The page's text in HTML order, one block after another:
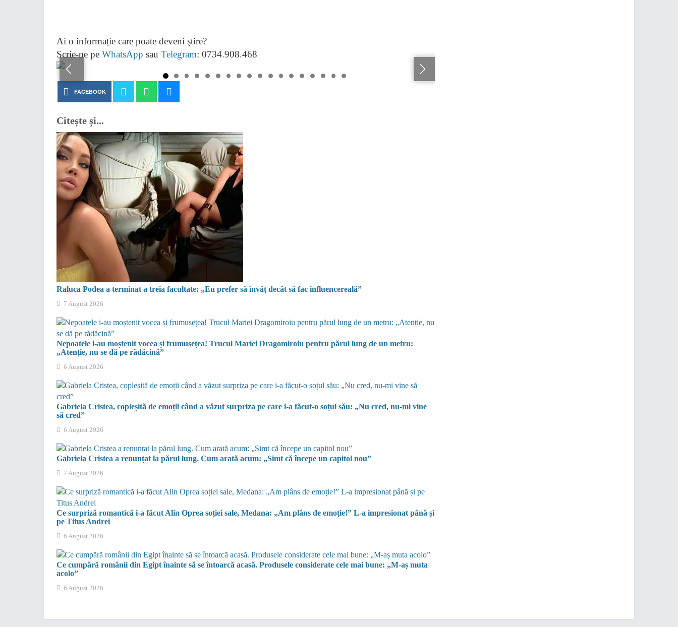
Ai o informație care poate deveni ştire?
Scrie-ne pe WhatsApp sau Telegram: 0734.908.468
FACEBOOK
Citește și...
Raluca Podea a terminat a treia facultate: „Eu prefer să învăț decât să fac influencereală”
7 August 2026
Nepoatele i-au moștenit vocea și frumusețea! Trucul Mariei Dragomiroiu pentru părul lung de un metru:
„Atenție, nu se dă pe rădăcină”
6 August 2026
Gabriela Cristea, copleșită de emoții când a văzut surpriza pe care i-a făcut-o soțul său: „Nu cred, nu-mi vine
să cred”
6 August 2026
Gabriela Cristea a renunțat la părul lung. Cum arată acum: „Simt că începe un capitol nou”
7 August 2026
Ce surpriză romantică i-a făcut Alin Oprea soției sale, Medana: „Am plâns de emoție!” L-a impresionat până și
pe Titus Andrei
6 August 2026
Ce cumpără românii din Egipt înainte să se întoarcă acasă. Produsele considerate cele mai bune: „M-aș muta
acolo”
6 August 2026